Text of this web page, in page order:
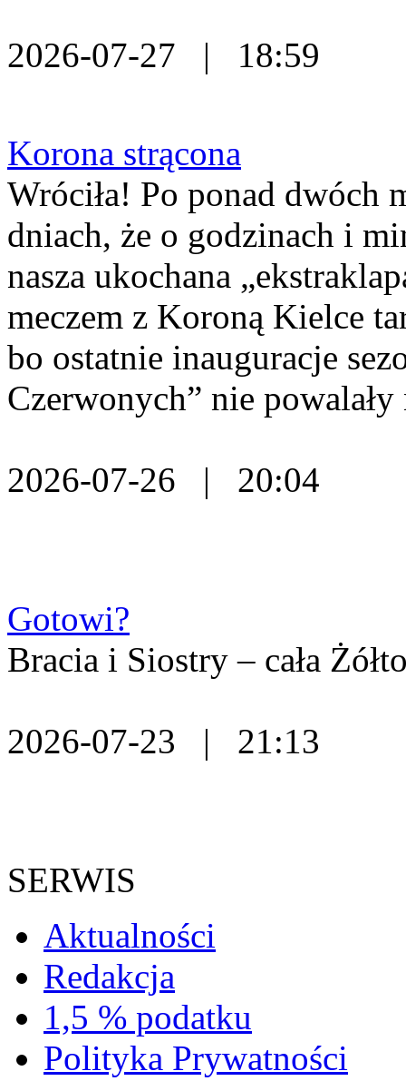
2026-07-27 | 18:59
Korona strącona
Wróciła! Po ponad dwóch
dniach, że o godzinach i
nasza ukochana
meczem z Koroną Kielce
bo ostatnie inauguracje
Czerwonych” nie powalały
2026-07-26 | 20:04
Gotowi?
Bracia i Siostry – cała
2026-07-23 | 21:13
SERWIS
Aktualności
Redakcja
1,5 % podatku
Polityka Prywatności